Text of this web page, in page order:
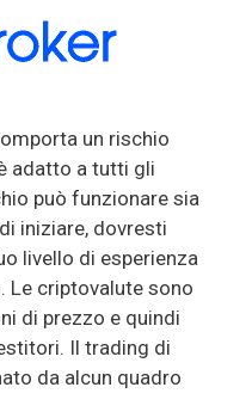
un rischio
adatto a tutti gli
può funzionare sia
iniziare, dovresti
livello di esperienza
Le criptovalute sono
di prezzo e quindi
Il trading di
da alcun quadro